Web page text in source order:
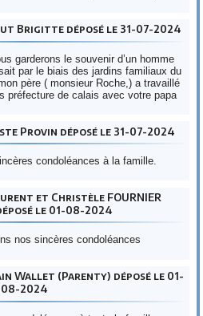
Brigitte déposé le 31-07-2024
garderons le souvenir d’un homme
par le biais des jardins familiaux du
père ( monsieur Roche,) a travaillé
préfecture de calais avec votre papa
Provin déposé le 31-07-2024
condoléances à la famille.
et Christèle FOURNIER
le 01-08-2024
nos sincères condoléances
Wallet (Parenty) déposé le 01-
08-2024